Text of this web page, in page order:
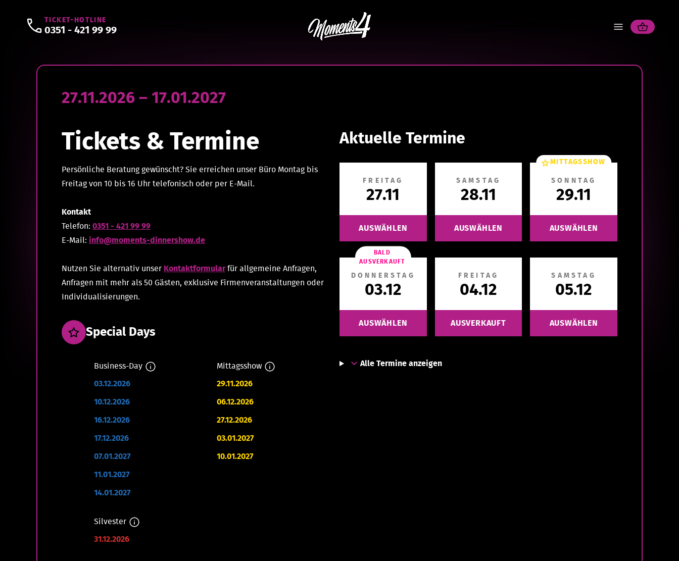
TICKET-HOTLINE
0351 - 421 99 99
27.11.2026 – 17.01.2027
Tickets & Termine
Persönliche Beratung gewünscht? Sie erreichen unser Büro Montag bis
Freitag von 10 bis 16 Uhr telefonisch oder per E-Mail.
Kontakt
Telefon: 0351 - 421 99 99
E-Mail: info@moments-dinnershow.de
Nutzen Sie alternativ unser Kontaktformularfür allgemeine Anfragen,
Anfragen mit mehr als 50 Gästen, exklusive Firmenveranstaltungen oder
Individualisierungen.
Special Days
Business-Day
03.12.2026
10.12.2026
16.12.2026
17.12.2026
07.01.2027
11.01.2027
14.01.2027
Mittagsshow
29.11.2026
06.12.2026
27.12.2026
03.01.2027
10.01.2027
Silvester
31.12.2026
Aktuelle Termine
FREITAG
27.11
AUSWÄHLEN
SAMSTAG
28.11
AUSWÄHLEN
MITTAGSSHOW
SONNTAG
29.11
AUSWÄHLEN
BALD
AUSVERKAUFT
DONNERSTAG
03.12
AUSWÄHLEN
FREITAG
04.12
AUSVERKAUFT
SAMSTAG
05.12
AUSWÄHLEN
Alle Termine anzeigen